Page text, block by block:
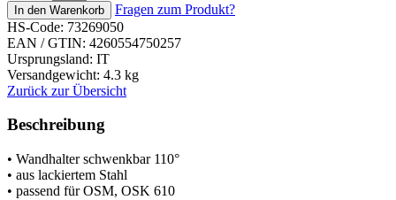
Fragen zum Produkt?
HS-Code: 73269050
EAN / GTIN: 4260554750257
Ursprungsland: IT
Versandgewicht: 4.3 kg
Zurück zur Übersicht
Beschreibung
• Wandhalter schwenkbar 110°
• aus lackiertem Stahl
• passend für OSM, OSK 610